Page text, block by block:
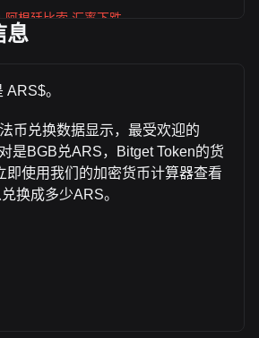
阿根廷比索 汇率下跌
ARS 。 Bitget Token 的交易量在
BGB 的交易量是
。
多 Bitget Token 相关信息
息
。
币兑换数据显示，最受欢迎的
是BGB兑ARS，Bitget Token的货
即使用我们的加密货币计算器查看
换成多少ARS。